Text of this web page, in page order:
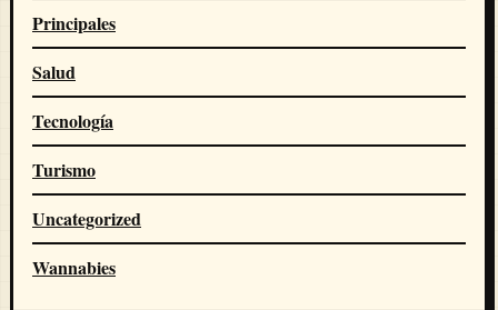
Principales
Salud
Tecnología
Turismo
Uncategorized
Wannabies